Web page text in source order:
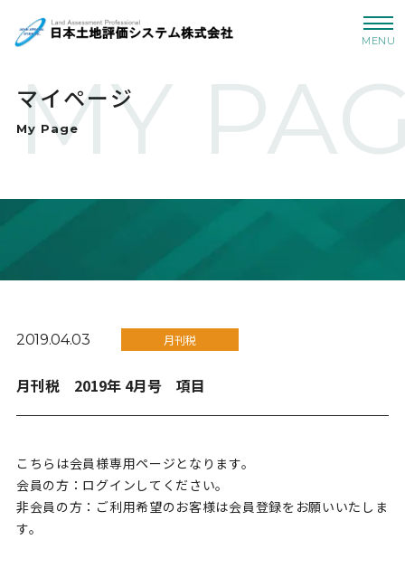
MENU
MY
マイページ
My Page
2019.04.03 月刊税
月刊税 2019年 4月号 項目
こちらは会員様専用ページとなります。
会員の方：ログインしてください。
非会員の方：ご利用希望のお客様は会員登録をお願いいたしま
す。